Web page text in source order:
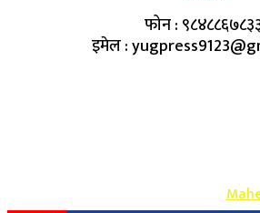
फोन :
इमेल :
Design & Develop By-